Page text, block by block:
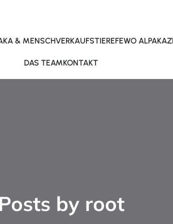
& MENSCHVERKAUFSTIEREFEWO
DAS TEAMKONTAKT
Posts by root